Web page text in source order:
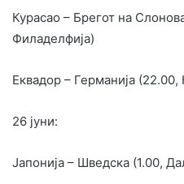
Курасао – Брегот на
Филаделфија)
Еквадор – Германија (22.00,
26 јуни:
Јапонија – Шведска (1.00,